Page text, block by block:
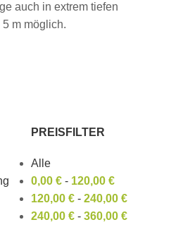
auch in extrem tiefen
m möglich.
PREISFILTER
Alle
0,00 €- 120,00 €
120,00 €- 240,00 €
240,00 €- 360,00 €